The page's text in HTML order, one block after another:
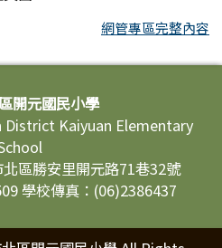
網管專區完整內容
開元國民小學
Kaiyuan Elementary
區勝安里開元路71巷32號
學校傳真：(06)2386437